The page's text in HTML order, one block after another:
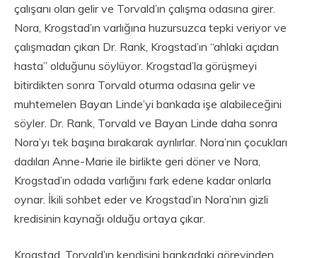
çalışanı olan gelir ve Torvald’ın çalışma odasına girer.
Nora, Krogstad’ın varlığına huzursuzca tepki veriyor ve
çalışmadan çıkan Dr. Rank, Krogstad’ın “ahlaki açıdan
hasta” olduğunu söylüyor. Krogstad’la görüşmeyi
bitirdikten sonra Torvald oturma odasına gelir ve
muhtemelen Bayan Linde’yi bankada işe alabileceğini
söyler. Dr. Rank, Torvald ve Bayan Linde daha sonra
Nora’yı tek başına bırakarak ayrılırlar. Nora’nın çocukları
dadıları Anne-Marie ile birlikte geri döner ve Nora,
Krogstad’ın odada varlığını fark edene kadar onlarla
oynar. İkili sohbet eder ve Krogstad’ın Nora’nın gizli
kredisinin kaynağı olduğu ortaya çıkar.
Krogstad, Torvald’ın kendisini bankadaki görevinden